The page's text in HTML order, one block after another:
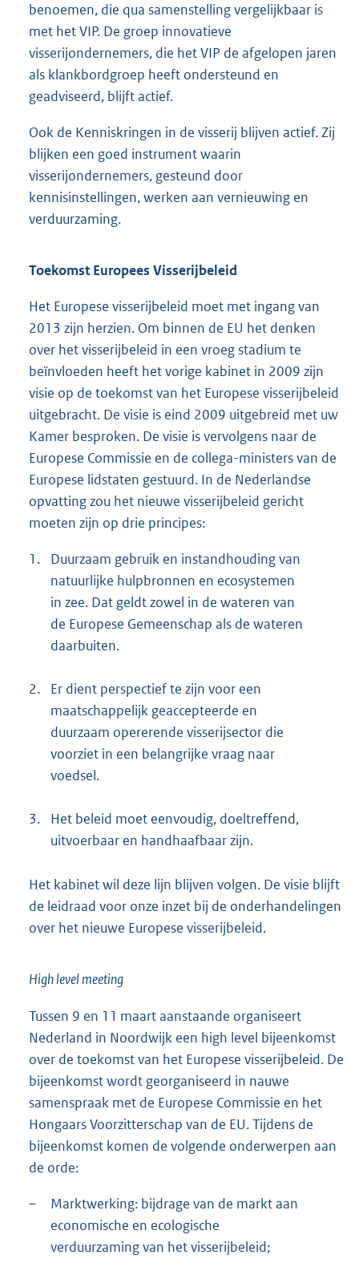
benoemen, die qua samenstelling vergelijkbaar is
met het VIP. De groep innovatieve
visserijondernemers, die het VIP de afgelopen jaren
als klankbordgroep heeft ondersteund en
geadviseerd, blijft actief.
Ook de Kenniskringen in de visserij blijven actief. Zij
blijken een goed instrument waarin
visserijondernemers, gesteund door
kennisinstellingen, werken aan vernieuwing en
verduurzaming.
Toekomst Europees Visserijbeleid
Het Europese visserijbeleid moet met ingang van
2013 zijn herzien. Om binnen de EU het denken
over het visserijbeleid in een vroeg stadium te
beïnvloeden heeft het vorige kabinet in 2009 zijn
visie op de toekomst van het Europese visserijbeleid
uitgebracht. De visie is eind 2009 uitgebreid met uw
Kamer besproken. De visie is vervolgens naar de
Europese Commissie en de collega-ministers van de
Europese lidstaten gestuurd. In de Nederlandse
opvatting zou het nieuwe visserijbeleid gericht
moeten zijn op drie principes:
1.
Duurzaam gebruik en instandhouding van
natuurlijke hulpbronnen en ecosystemen
in zee. Dat geldt zowel in de wateren van
de Europese Gemeenschap als de wateren
daarbuiten.
2.
Er dient perspectief te zijn voor een
maatschappelijk geaccepteerde en
duurzaam opererende visserijsector die
voorziet in een belangrijke vraag naar
voedsel.
3.
Het beleid moet eenvoudig, doeltreffend,
uitvoerbaar en handhaafbaar zijn.
Het kabinet wil deze lijn blijven volgen. De visie blijft
de leidraad voor onze inzet bij de onderhandelingen
over het nieuwe Europese visserijbeleid.
High level meeting
Tussen 9 en 11 maart aanstaande organiseert
Nederland in Noordwijk een high level bijeenkomst
over de toekomst van het Europese visserijbeleid. De
bijeenkomst wordt georganiseerd in nauwe
samenspraak met de Europese Commissie en het
Hongaars Voorzitterschap van de EU. Tijdens de
bijeenkomst komen de volgende onderwerpen aan
de orde:
–
Marktwerking: bijdrage van de markt aan
economische en ecologische
verduurzaming van het visserijbeleid;